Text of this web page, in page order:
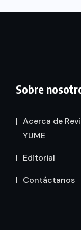
Sobre
Acerca de
YUME
Editorial
Contáctanos